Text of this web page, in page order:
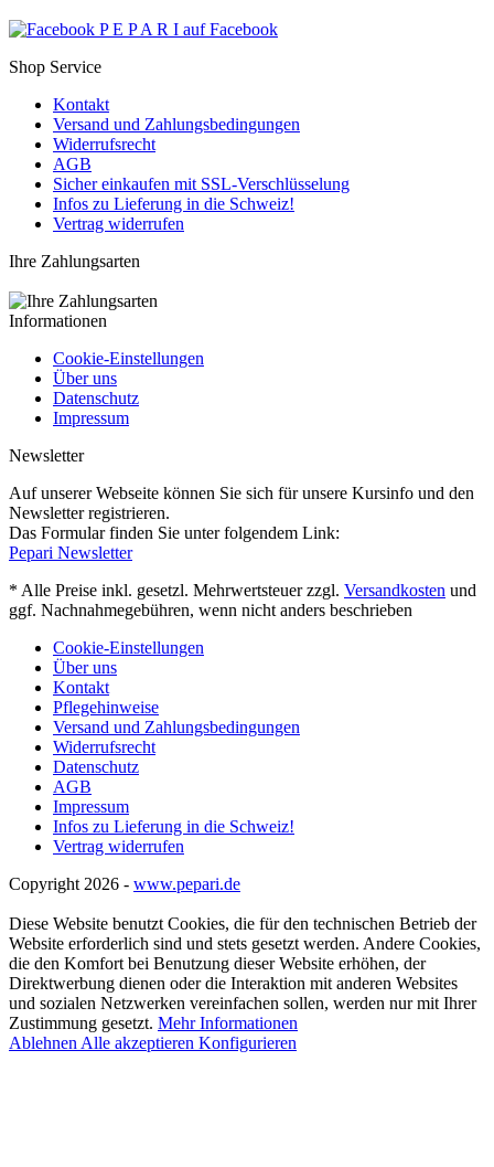
P E P A R I auf Facebook
Shop Service
Kontakt
Versand und Zahlungsbedingungen
Widerrufsrecht
AGB
Sicher einkaufen mit SSL-Verschlüsselung
Infos zu Lieferung in die Schweiz!
Vertrag widerrufen
Ihre Zahlungsarten
Informationen
Cookie-Einstellungen
Über uns
Datenschutz
Impressum
Newsletter
Auf unserer Webseite können Sie sich für unsere Kursinfo und den
Newsletter registrieren.
Das Formular finden Sie unter folgendem Link:
Pepari Newsletter
* Alle Preise inkl. gesetzl. Mehrwertsteuer zzgl. Versandkosten und
ggf. Nachnahmegebühren, wenn nicht anders beschrieben
Cookie-Einstellungen
Über uns
Kontakt
Pflegehinweise
Versand und Zahlungsbedingungen
Widerrufsrecht
Datenschutz
AGB
Impressum
Infos zu Lieferung in die Schweiz!
Vertrag widerrufen
Copyright 2026 - www.pepari.de
Diese Website benutzt Cookies, die für den technischen Betrieb der
Website erforderlich sind und stets gesetzt werden. Andere Cookies,
die den Komfort bei Benutzung dieser Website erhöhen, der
Direktwerbung dienen oder die Interaktion mit anderen Websites
und sozialen Netzwerken vereinfachen sollen, werden nur mit Ihrer
Zustimmung gesetzt. Mehr Informationen
Ablehnen Alle akzeptieren Konfigurieren